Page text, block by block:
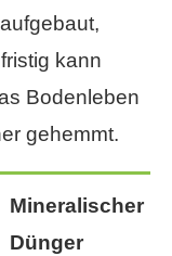
kann
Bodenleben
gehemmt.
Mineralischer
Dünger